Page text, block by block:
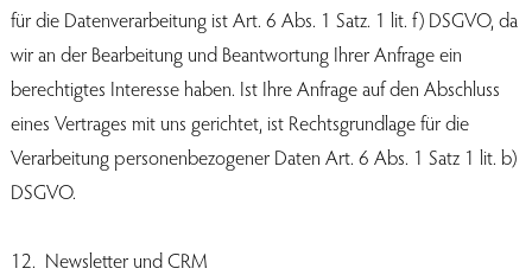
für die Datenverarbeitung ist Art. 6 Abs. 1 Satz. 1 lit. f) DSGVO, da
wir an der Bearbeitung und Beantwortung Ihrer Anfrage ein
berechtigtes Interesse haben. Ist Ihre Anfrage auf den Abschluss
eines Vertrages mit uns gerichtet, ist Rechtsgrundlage für die
Verarbeitung personenbezogener Daten Art. 6 Abs. 1 Satz 1 lit. b)
DSGVO.
12. Newsletter und CRM